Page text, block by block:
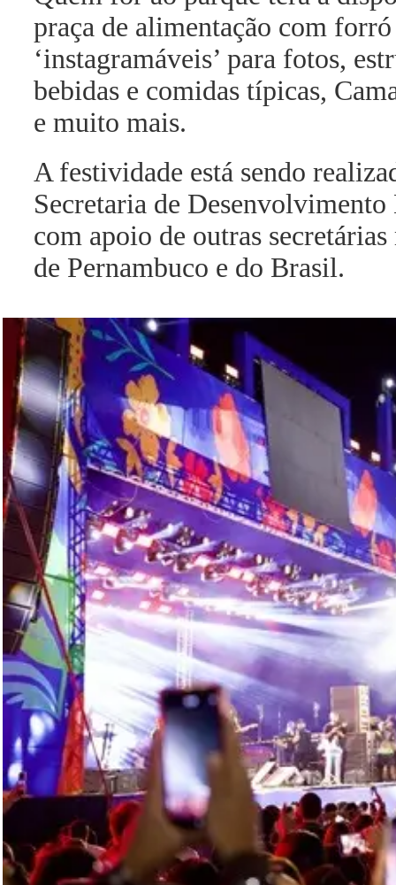
praça de alimentação com
‘instagramáveis’ para fotos,
bebidas e comidas típicas,
e muito mais.
A festividade está sendo
Secretaria de
com apoio de outras
de Pernambuco e do Brasil.